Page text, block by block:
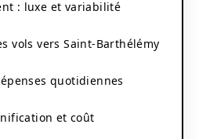
: luxe et variabilité
vols vers Saint-Barthélémy
quotidiennes
et coût